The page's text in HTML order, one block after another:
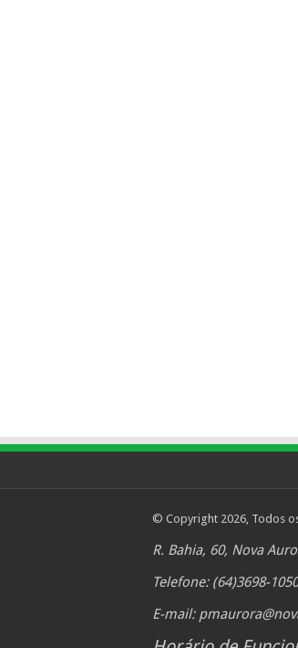
© Copyright 2026, Todos
R. Bahia, 60, Nova
Telefone: (64)3698-1050
E-mail: